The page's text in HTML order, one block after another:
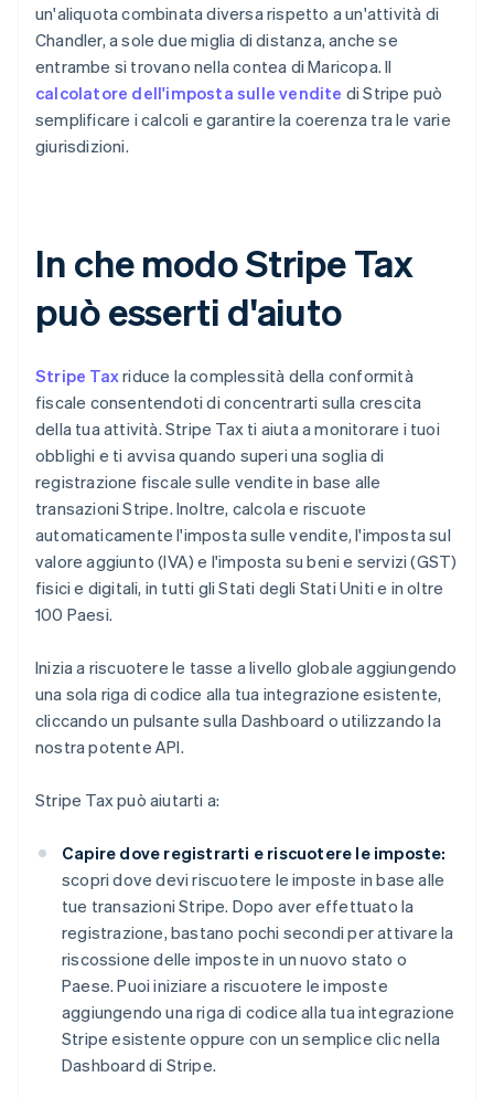
un'aliquota combinata diversa rispetto a un'attività di
Chandler, a sole due miglia di distanza, anche se
entrambe si trovano nella contea di Maricopa. Il
calcolatore dell'imposta sulle vendite di Stripe può
semplificare i calcoli e garantire la coerenza tra le varie
giurisdizioni.
In che modo Stripe Tax
può esserti d'aiuto
Stripe Taxriduce la complessità della conformità
fiscale consentendoti di concentrarti sulla crescita
della tua attività. Stripe Tax ti aiuta a monitorare i tuoi
obblighi e ti avvisa quando superi una soglia di
registrazione fiscale sulle vendite in base alle
transazioni Stripe. Inoltre, calcola e riscuote
automaticamente l'imposta sulle vendite, l'imposta sul
valore aggiunto (IVA) e l'imposta su beni e servizi (GST)
fisici e digitali, in tutti gli Stati degli Stati Uniti e in oltre
100 Paesi.
Inizia a riscuotere le tasse a livello globale aggiungendo
una sola riga di codice alla tua integrazione esistente,
cliccando un pulsante sulla Dashboard o utilizzando la
nostra potente API.
Stripe Tax può aiutarti a:
Capire dove registrarti e riscuotere le imposte:
scopri dove devi riscuotere le imposte in base alle
tue transazioni Stripe. Dopo aver effettuato la
registrazione, bastano pochi secondi per attivare la
riscossione delle imposte in un nuovo stato o
Paese. Puoi iniziare a riscuotere le imposte
aggiungendo una riga di codice alla tua integrazione
Stripe esistente oppure con un semplice clic nella
Dashboard di Stripe.